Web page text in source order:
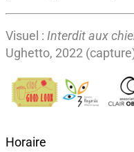
Visuel : Interdit aux
Ughetto, 2022
Horaire